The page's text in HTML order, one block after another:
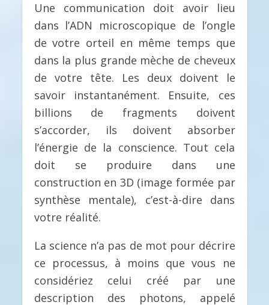
Une communication doit avoir lieu
dans l’ADN microscopique de l’ongle
de votre orteil en même temps que
dans la plus grande mèche de cheveux
de votre tête. Les deux doivent le
savoir instantanément. Ensuite, ces
billions de fragments doivent
s’accorder, ils doivent absorber
l’énergie de la conscience. Tout cela
doit se produire dans une
construction en 3D (image formée par
synthèse mentale), c’est-à-dire dans
votre réalité.
La science n’a pas de mot pour décrire
ce processus, à moins que vous ne
considériez celui créé par une
description des photons, appelé